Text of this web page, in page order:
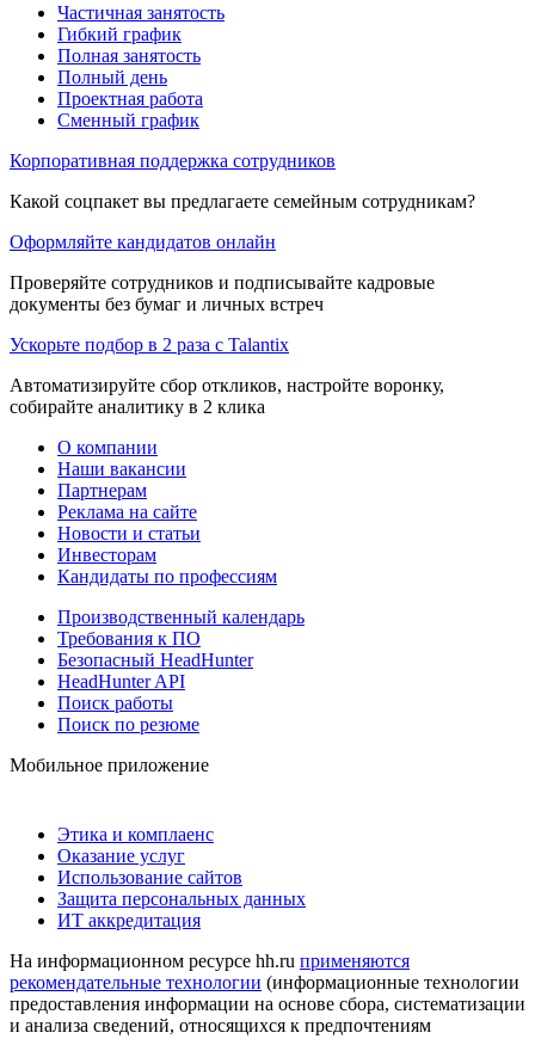
Частичная занятость
Гибкий график
Полная занятость
Полный день
Проектная работа
Сменный график
Корпоративная поддержка сотрудников
Какой соцпакет вы предлагаете семейным сотрудникам?
Оформляйте кандидатов онлайн
Проверяйте сотрудников и подписывайте кадровые
документы без бумаг и личных встреч
Ускорьте подбор в 2 раза с Talantix
Автоматизируйте сбор откликов, настройте воронку,
собирайте аналитику в 2 клика
О компании
Наши вакансии
Партнерам
Реклама на сайте
Новости и статьи
Инвесторам
Кандидаты по профессиям
Производственный календарь
Требования к ПО
Безопасный HeadHunter
HeadHunter API
Поиск работы
Поиск по резюме
Мобильное приложение
Этика и комплаенс
Оказание услуг
Использование сайтов
Защита персональных данных
ИТ аккредитация
На информационном ресурсе hh.ru применяются
рекомендательные технологии (информационные технологии
предоставления информации на основе сбора, систематизации
и анализа сведений, относящихся к предпочтениям